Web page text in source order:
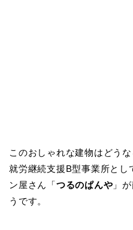
このおしゃれな建物はどう
就労継続支援B型事業所と
ン屋さん「つるのぱんや 」
うです。